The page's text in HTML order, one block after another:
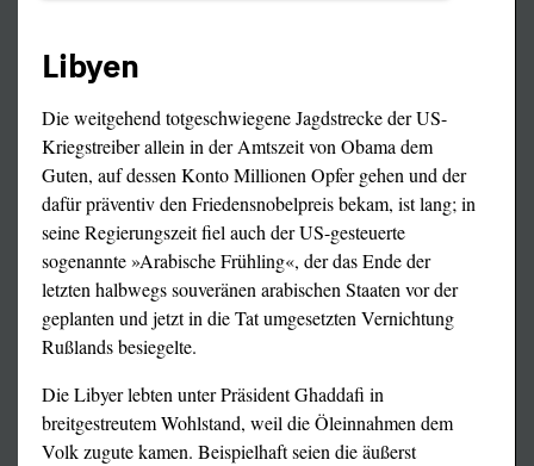
Libyen
Die weitgehend totgeschwiegene Jagdstrecke der US-
Kriegstreiber allein in der Amtszeit von Obama dem
Guten, auf dessen Konto Millionen Opfer gehen und der
dafür präventiv den Friedensnobelpreis bekam, ist lang; in
seine Regierungszeit fiel auch der US-gesteuerte
sogenannte »Arabische Frühling«, der das Ende der
letzten halbwegs souveränen arabischen Staaten vor der
geplanten und jetzt in die Tat umgesetzten Vernichtung
Rußlands besiegelte.
Die Libyer lebten unter Präsident Ghaddafi in
breitgestreutem Wohlstand, weil die Öleinnahmen dem
Volk zugute kamen. Beispielhaft seien die äußerst